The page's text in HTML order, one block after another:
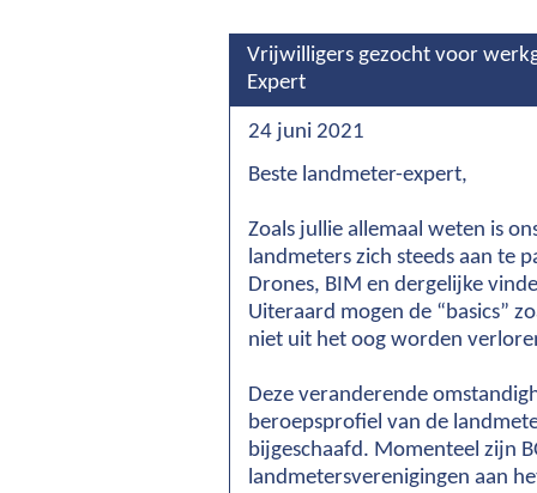
Vrijwilligers gezocht voor
Expert
24 juni 2021
Beste landmeter-expert,
Zoals jullie allemaal weten is
landmeters zich steeds aan te
Drones, BIM en dergelijke
Uiteraard mogen de “basics”
niet uit het oog worden
Deze veranderende
beroepsprofiel van de
bijgeschaafd. Momenteel zijn
landmetersverenigingen aan